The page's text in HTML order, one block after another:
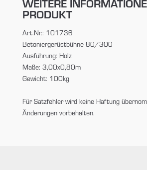
WEITERE
PRODUKT
Art.Nr.: 101736
Betoniergerüstbühne 80/300
Ausführung: Holz
Maße: 3,00x0,80m
Gewicht: 100kg
Für Satzfehler wird keine Haftung
Änderungen vorbehalten.